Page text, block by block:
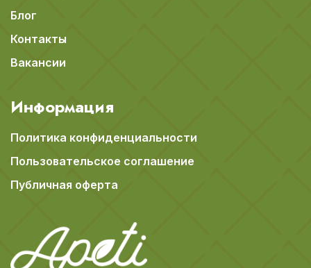
Блог
Контакты
Вакансии
Информация
Политика конфиденциальности
Пользовательское соглашение
Публичная оферта